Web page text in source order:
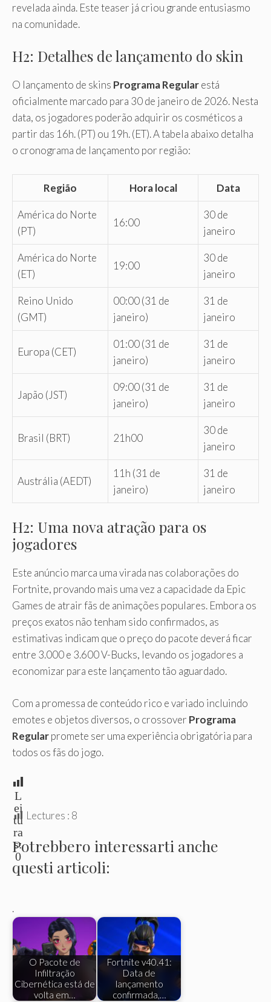
revelada ainda. Este teaser já criou grande entusiasmo
na comunidade.
H2: Detalhes de lançamento do skin
O lançamento de skins Programa Regularestá
oficialmente marcado para 30 de janeiro de 2026. Nesta
data, os jogadores poderão adquirir os cosméticos a
partir das 16h. (PT) ou 19h. (ET). A tabela abaixo detalha
o cronograma de lançamento por região:
Região Hora local Data
América do Norte
(PT)
16:00
30 de
janeiro
América do Norte
(ET)
19:00
30 de
janeiro
Reino Unido
(GMT)
00:00 (31 de
janeiro)
31 de
janeiro
Europa (CET)
01:00 (31 de
janeiro)
31 de
janeiro
Japão (JST)
09:00 (31 de
janeiro)
31 de
janeiro
Brasil (BRT) 21h00
30 de
janeiro
Austrália (AEDT)
11h (31 de
janeiro)
31 de
janeiro
H2: Uma nova atração para os
jogadores
Este anúncio marca uma virada nas colaborações do
Fortnite, provando mais uma vez a capacidade da Epic
Games de atrair fãs de animações populares. Embora os
preços exatos não tenham sido confirmados, as
estimativas indicam que o preço do pacote deverá ficar
entre 3.000 e 3.600 V-Bucks, levando os jogadores a
economizar para este lançamento tão aguardado.
Com a promessa de conteúdo rico e variado incluindo
emotes e objetos diversos, o crossover Programa
Regularpromete ser uma experiência obrigatória para
todos os fãs do jogo.
L
ei
tu
ra
s:
0
Lectures : 8
Potrebbero interessarti anche
questi articoli:
.
O Pacote de
Infiltração
Cibernética está de
volta em…
Fortnite v40.41:
Data de
lançamento
confirmada,…